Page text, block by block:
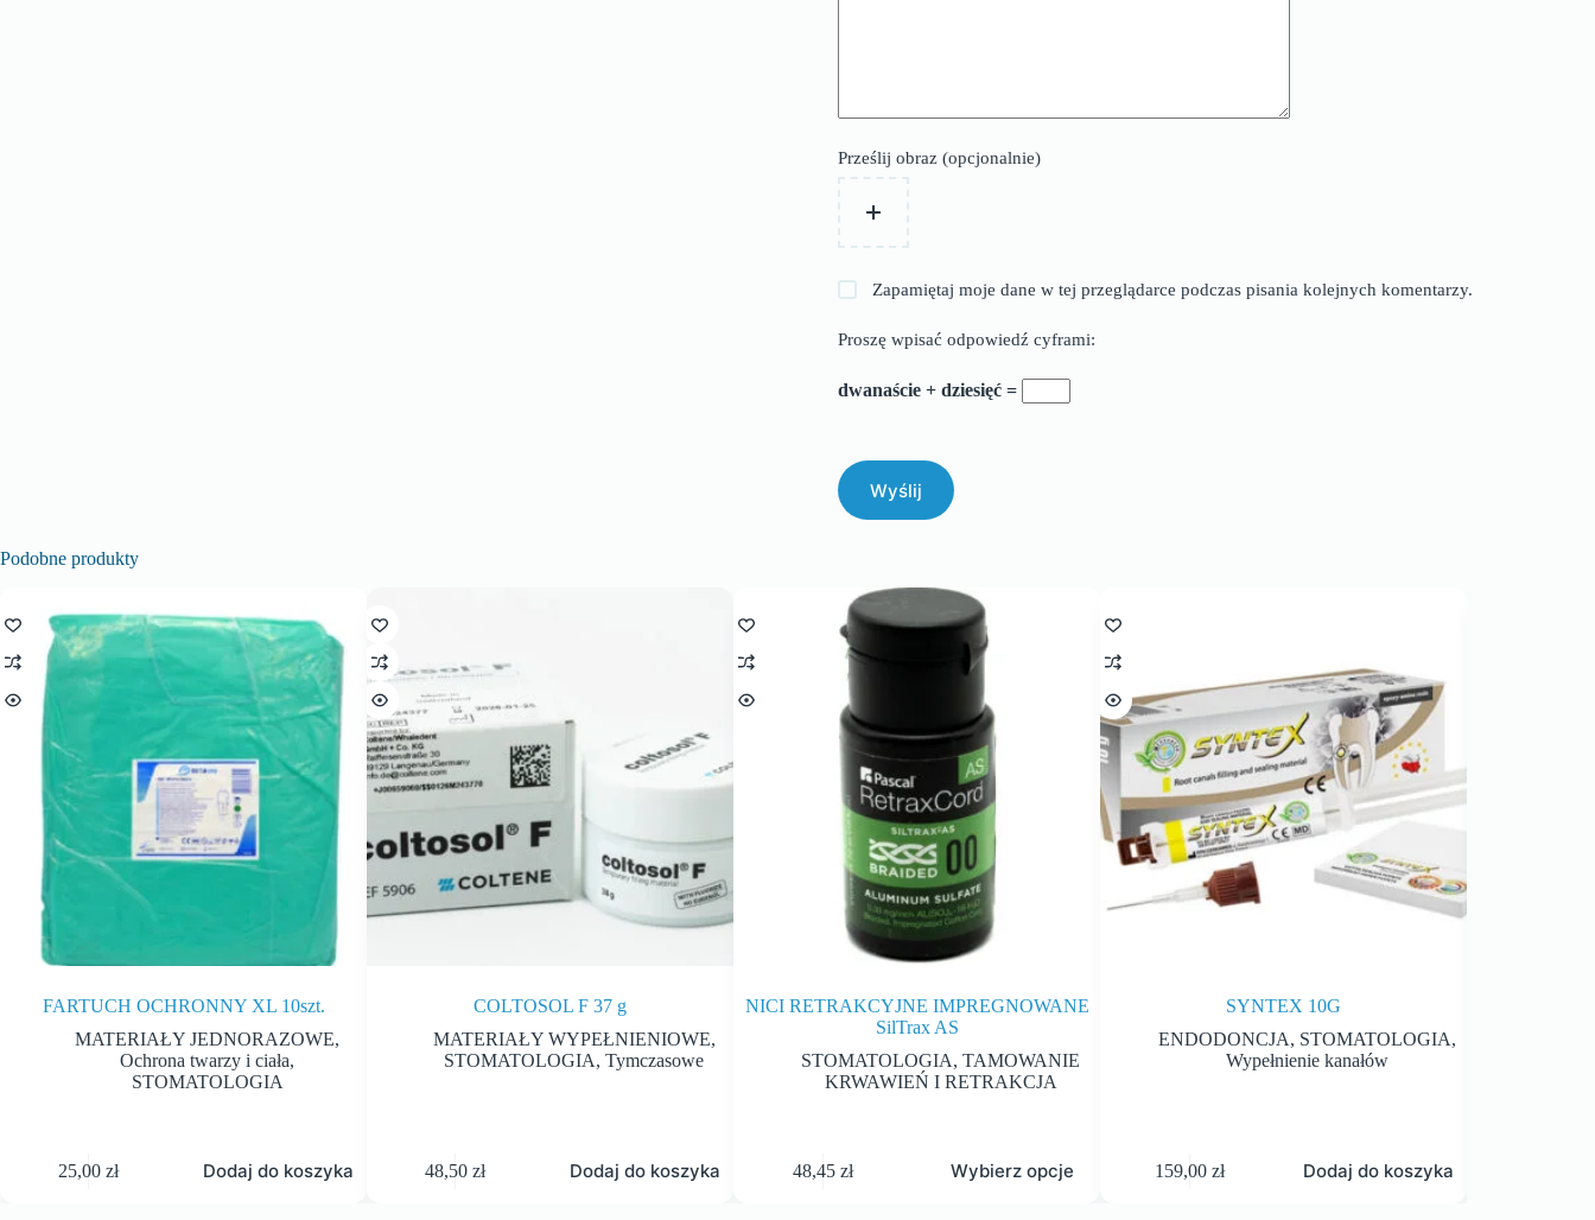
Prześlij obraz (opcjonalnie)
Zapamiętaj moje dane w tej przeglądarce podczas pisania kolejnych komentarzy.
Proszę wpisać odpowiedź cyframi:
dwanaście + dziesięć =
Wyślij
Podobne produkty
FARTUCH OCHRONNY XL 10szt.
MATERIAŁY JEDNORAZOWE,
Ochrona twarzy i ciała,
STOMATOLOGIA
25,00zł Dodaj do koszyka
COLTOSOL F 37 g
MATERIAŁY WYPEŁNIENIOWE,
STOMATOLOGIA,Tymczasowe
48,50zł Dodaj do koszyka
NICI RETRAKCYJNE IMPREGNOWANE
SilTrax AS
STOMATOLOGIA,TAMOWANIE
KRWAWIEŃ I RETRAKCJA
48,45 zł Wybierz opcje
SYNTEX 10G
ENDODONCJA, STOMATOLOGIA,
Wypełnienie kanałów
159,00 zł Dodaj do koszyka